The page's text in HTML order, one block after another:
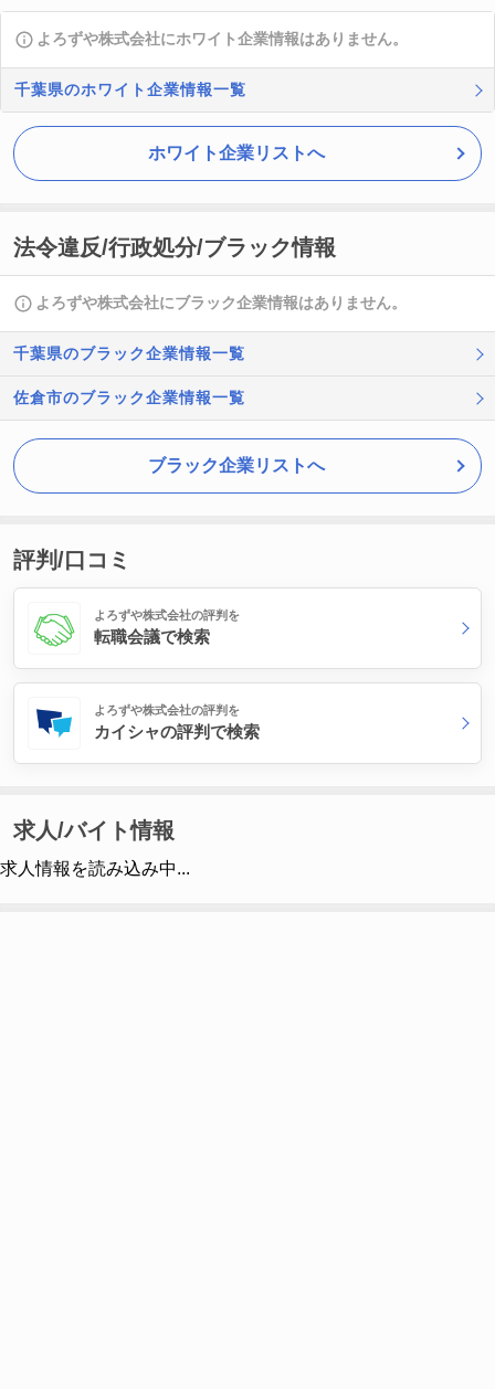
よろずや株式会社にホワイト企業情報はありません。
千葉県のホワイト企業情報一覧
ホワイト企業リストへ
法令違反/行政処分/ブラック情報
よろずや株式会社にブラック企業情報はありません。
千葉県のブラック企業情報一覧
佐倉市のブラック企業情報一覧
ブラック企業リストへ
評判/口コミ
よろずや株式会社の評判を
転職会議で検索
よろずや株式会社の評判を
カイシャの評判で検索
求人/バイト情報
求人情報を読み込み中...